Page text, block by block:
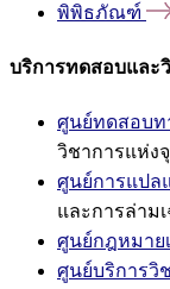
พิพิธภัณฑ์
บริการทดสอบและ
ศูนย์ทดสอบท
วิชาการแห่ง
ศูนย์การแปล
และการล่าม
ศูนย์กฎหมาย
ศูนย์บริการวิ